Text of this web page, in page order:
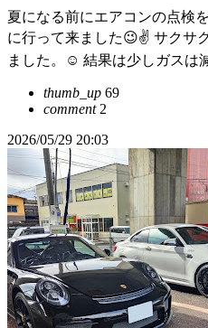
夏になる前にエアコンの点検
に行って来ました😉✌️ サクサ
ました。☺️ 結果は少しガスは
thumb_up 69
comment2
2026/05/29 20:03